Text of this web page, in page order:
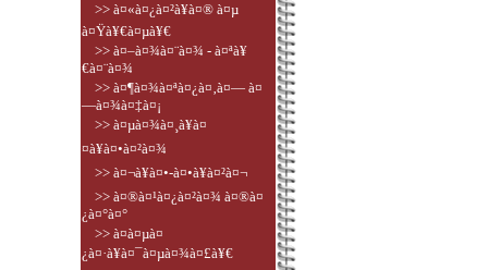
>> à¤«à¤¿à¤²à¥à¤® à¤µ
à¤Ÿà¥€à¤µà¥€
>> à¤–à¤¾à¤¨à¤¾ - à¤ªà¥
€à¤¨à¤¾
>> à¤¶à¤¾à¤ªà¤¿à¤‚à¤— à¤
—à¤¾à¤‡à¤¡
>> à¤µà¤¾à¤¸à¥à¤
¤à¥à¤•à¤²à¤¾
>> à¤¬à¥à¤•-à¤•à¥à¤²à¤¬
>> à¤®à¤¹à¤¿à¤²à¤¾ à¤®à¤
¿à¤°à¤°
>> à¤­à¤µà¤
¿à¤·à¥à¤¯à¤µà¤¾à¤£à¥€